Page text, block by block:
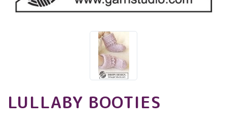
LULLABY BOOTIES